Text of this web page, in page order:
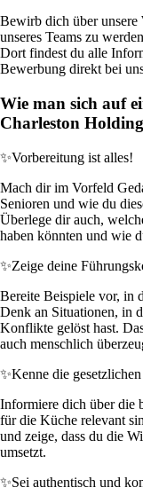
Bewirb dich über unsere
unseres Teams zu
Dort findest du alle
Bewerbung direkt bei
Wie man sich auf
Charleston
✨Vorbereitung ist alles!
Mach dir im Vorfeld
Senioren und wie du
Überlege dir auch,
haben könnten und wie
✨Zeige deine
Bereite Beispiele vor, in
Denk an Situationen, in
Konflikte gelöst hast.
auch menschlich
✨Kenne die
Informiere dich über die
für die Küche relevant
und zeige, dass du die
umsetzt.
✨Sei authentisch und